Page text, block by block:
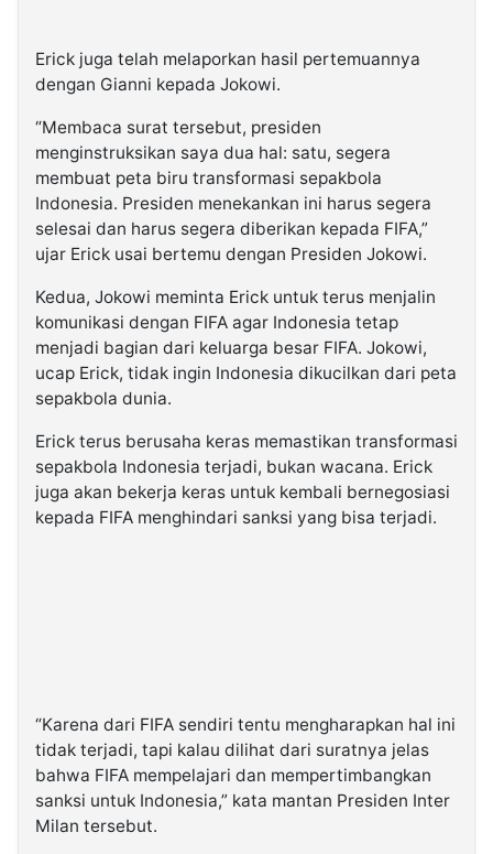
Erick juga telah melaporkan hasil pertemuannya
dengan Gianni kepada Jokowi.
“Membaca surat tersebut, presiden
menginstruksikan saya dua hal: satu, segera
membuat peta biru transformasi sepakbola
Indonesia. Presiden menekankan ini harus segera
selesai dan harus segera diberikan kepada FIFA,”
ujar Erick usai bertemu dengan Presiden Jokowi.
Kedua, Jokowi meminta Erick untuk terus menjalin
komunikasi dengan FIFA agar Indonesia tetap
menjadi bagian dari keluarga besar FIFA. Jokowi,
ucap Erick, tidak ingin Indonesia dikucilkan dari peta
sepakbola dunia.
Erick terus berusaha keras memastikan transformasi
sepakbola Indonesia terjadi, bukan wacana. Erick
juga akan bekerja keras untuk kembali bernegosiasi
kepada FIFA menghindari sanksi yang bisa terjadi.
“Karena dari FIFA sendiri tentu mengharapkan hal ini
tidak terjadi, tapi kalau dilihat dari suratnya jelas
bahwa FIFA mempelajari dan mempertimbangkan
sanksi untuk Indonesia,” kata mantan Presiden Inter
Milan tersebut.